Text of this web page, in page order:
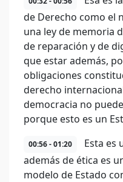
de Derecho como el
una ley de memoria
de reparación y de
que estar además,
obligaciones
derecho
democracia no
porque esto es un
00:56 - 01:20
Esta es
además de ética es
modelo de Estado